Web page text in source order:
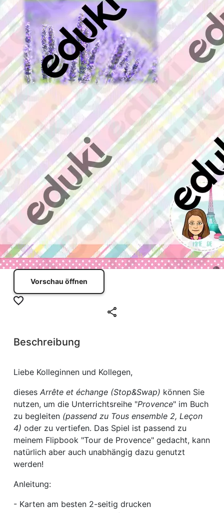
Vorschau öffnen
Beschreibung
Liebe Kolleginnen und Kollegen,
dieses Arrête et échange (Stop&Swap) können Sie
nutzen, um die Unterrichtsreihe "Provence" im Buch
zu begleiten (passend zu Tous ensemble 2, Leçon
4) oder zu vertiefen. Das Spiel ist passend zu
meinem Flipbook "Tour de Provence" gedacht, kann
natürlich aber auch unabhängig dazu genutzt
werden!
Anleitung:
- Karten am besten 2-seitig drucken